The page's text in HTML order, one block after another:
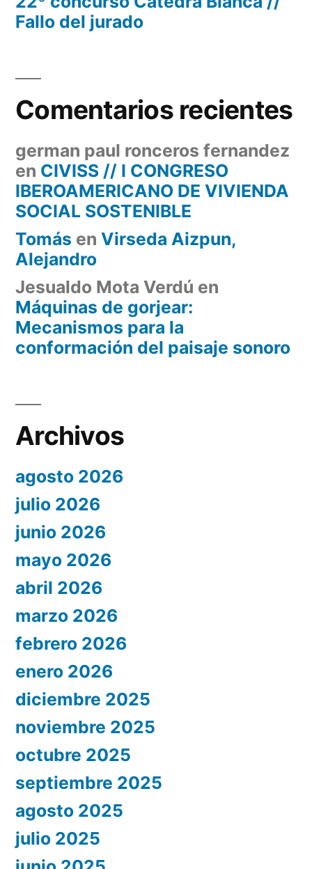
Fallo del jurado
Comentarios recientes
german paul ronceros fernandez
en CIVISS // I CONGRESO
IBEROAMERICANO DE VIVIENDA
SOCIAL SOSTENIBLE
Tomás en Virseda Aizpun,
Alejandro
Jesualdo Mota Verdú en
Máquinas de gorjear:
Mecanismos para la
conformación del paisaje sonoro
Archivos
agosto 2026
julio 2026
junio 2026
mayo 2026
abril 2026
marzo 2026
febrero 2026
enero 2026
diciembre 2025
noviembre 2025
octubre 2025
septiembre 2025
agosto 2025
julio 2025